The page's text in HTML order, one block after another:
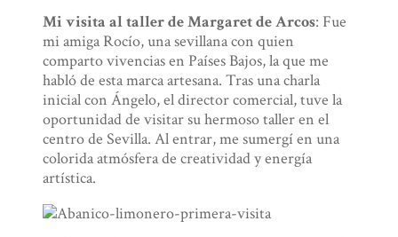
Mi visita al taller de Margaret de Arcos: Fue
mi amiga Rocío, una sevillana con quien
comparto vivencias en Países Bajos, la que me
habló de esta marca artesana. Tras una charla
inicial con Ángelo, el director comercial, tuve la
oportunidad de visitar su hermoso taller en el
centro de Sevilla. Al entrar, me sumergí en una
colorida atmósfera de creatividad y energía
artística.